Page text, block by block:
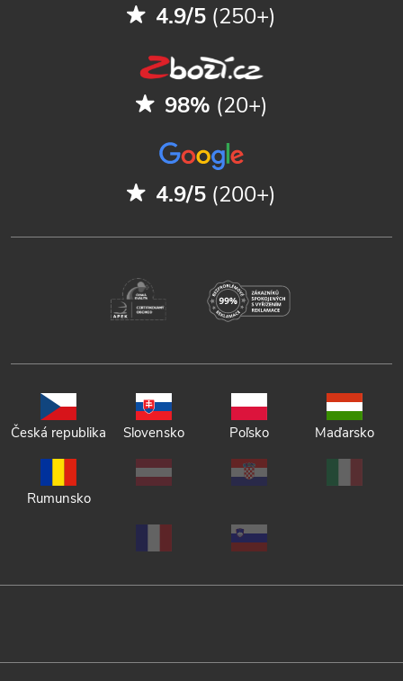
4.9/5 (250+)
98% (20+)
4.9/5 (200+)
Česká republika Slovensko Poľsko Maďarsko
Rumunsko